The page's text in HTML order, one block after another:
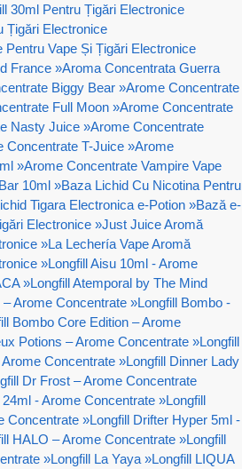
30ml Pentru Țigări Electronice
Țigări Electronice
Pentru Vape Și Țigări Electronice
France »Aroma Concentrata Guerra
Biggy Bear »Arome Concentrate
Full Moon »Arome Concentrate
Nasty Juice »Arome Concentrate
Concentrate T-Juice »Arome
»Arome Concentrate Vampire Vape
10ml »Baza Lichid Cu Nicotina Pentru
Tigara Electronica e-Potion »Bază e-
Electronice »Just Juice Aromă
»La Lechería Vape Aromă
»Longfill Aisu 10ml - Arome
»Longfill Atemporal by The Mind
Arome Concentrate »Longfill Bombo -
Bombo Core Edition – Arome
Potions – Arome Concentrate »Longfill
Concentrate »Longfill Dinner Lady
Dr Frost – Arome Concentrate
- Arome Concentrate »Longfill
Concentrate »Longfill Drifter Hyper 5ml -
HALO – Arome Concentrate »Longfill
»Longfill La Yaya »Longfill LIQUA